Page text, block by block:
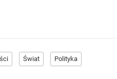
Świat Polityka